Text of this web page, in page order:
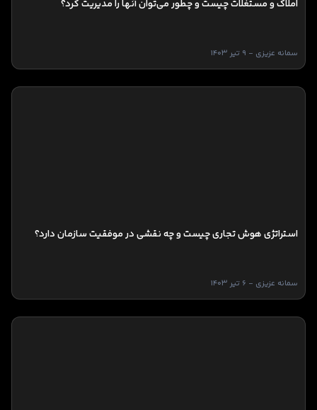
املاک و مستغلات چیست و چطور می‌توان آنها را مدیریت کرد؟
سمانه عزیزی - 9 تیر 1403
استراتژی هوش تجاری چیست و چه نقشی در موفقیت سازمان دارد؟
سمانه عزیزی - 6 تیر 1403